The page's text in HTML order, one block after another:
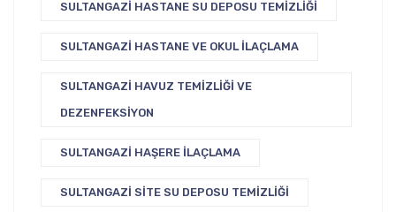
SULTANGAZI HASTANE SU DEPOSU TEMIZLIĞI
SULTANGAZI HASTANE VE OKUL İLAÇLAMA
SULTANGAZI HAVUZ TEMIZLIĞI VE
DEZENFEKSIYON
SULTANGAZI HAŞERE İLAÇLAMA
SULTANGAZI SITE SU DEPOSU TEMIZLIĞI